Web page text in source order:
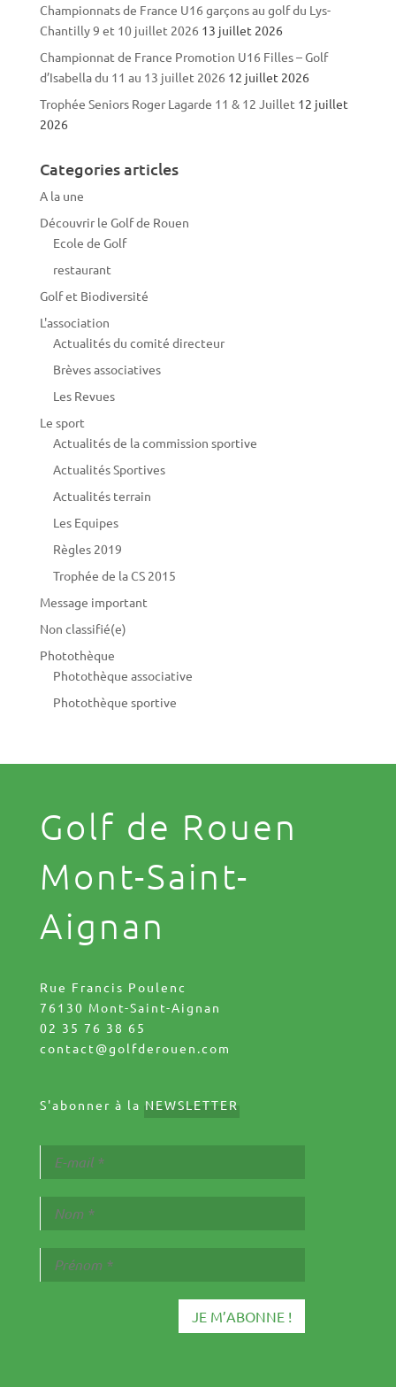
Championnats de France U16 garçons au golf du Lys-
Chantilly 9 et 10 juillet 2026 13 juillet 2026
Championnat de France Promotion U16 Filles – Golf
d’Isabella du 11 au 13 juillet 2026 12 juillet 2026
Trophée Seniors Roger Lagarde 11 & 12 Juillet 12 juillet
2026
Categories articles
A la une
Découvrir le Golf de Rouen
Ecole de Golf
restaurant
Golf et Biodiversité
L'association
Actualités du comité directeur
Brèves associatives
Les Revues
Le sport
Actualités de la commission sportive
Actualités Sportives
Actualités terrain
Les Equipes
Règles 2019
Trophée de la CS 2015
Message important
Non classifié(e)
Photothèque
Photothèque associative
Photothèque sportive
Golf de Rouen
Mont-Saint-
Aignan
Rue Francis Poulenc
76130 Mont-Saint-Aignan
02 35 76 38 65
contact@golfderouen.com
S'abonner à la NEWSLETTER